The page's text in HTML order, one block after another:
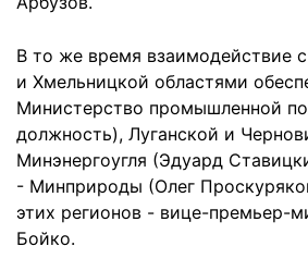
В то же время взаимодействие
и Хмельницкой областями
Министерство промышленной
должность), Луганской и
Минэнергоугля (Эдуард
- Минприроды (Олег
этих регионов - вице-премьер-
Бойко.